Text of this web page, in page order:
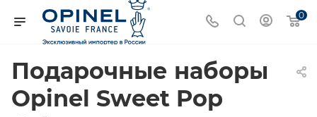
0
Подарочные наборы
Opinel Sweet Pop